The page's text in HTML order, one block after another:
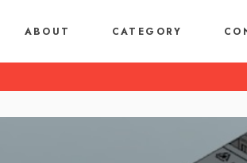
ABOUT CATEGORY